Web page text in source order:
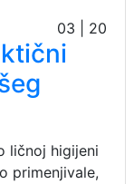
03 | 20
ličnoj higijeni
primenjivale,